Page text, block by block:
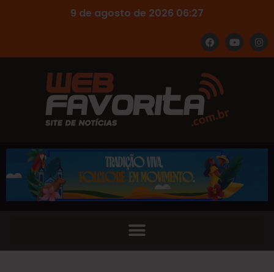
9 de agosto de 2026 06:27